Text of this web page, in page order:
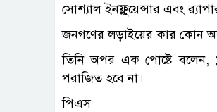
সোশ্যাল ইনফ্লুয়েন্সার এবং
জনগণের লড়াইয়ের কার কোন
তিনি অপর এক পোষ্টে বলেন,
পরাজিত হবে না।
পিএস